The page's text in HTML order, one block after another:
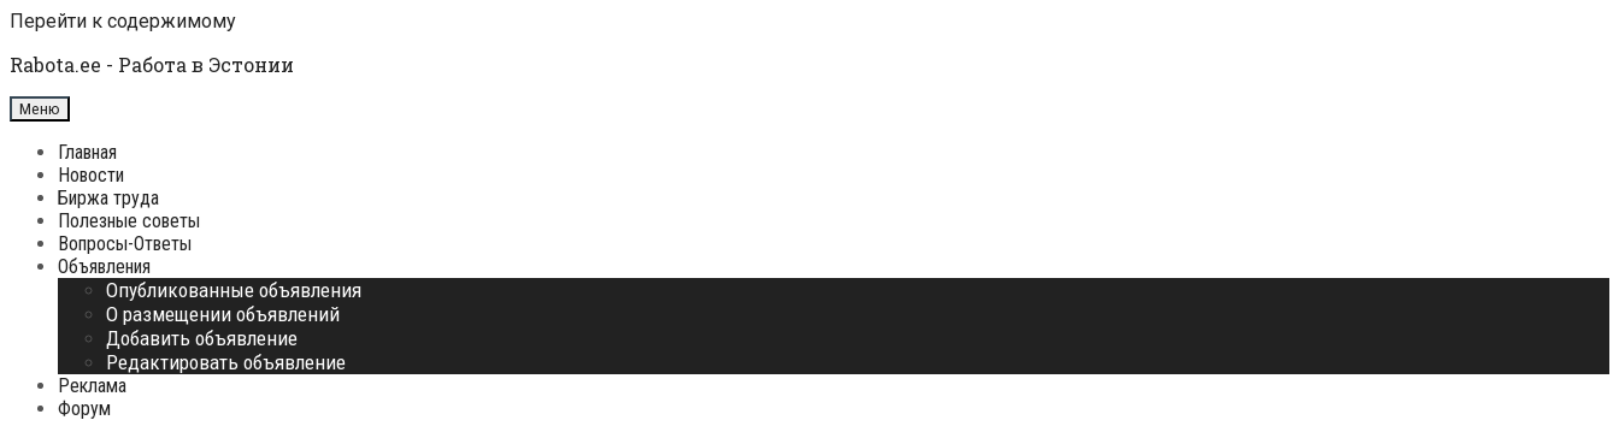
Перейти к содержимому
Rabota.ee - Работа в Эстонии
Меню
Главная
Новости
Биржа труда
Полезные советы
Вопросы-Ответы
Объявления
Опубликованные объявления
О размещении объявлений
Добавить объявление
Редактировать объявление
Реклама
Форум